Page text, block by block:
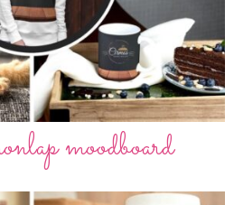
moodboard